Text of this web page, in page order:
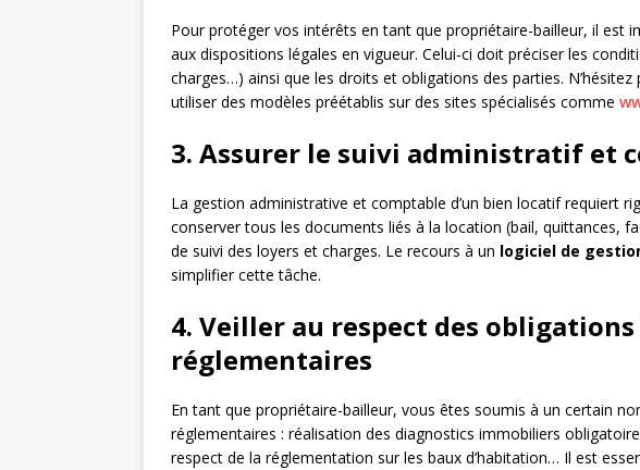
Pour protéger vos intérêts en tant que propriétaire-bailleur, il est
aux dispositions légales en vigueur. Celui-ci doit préciser les
charges…) ainsi que les droits et obligations des parties.
utiliser des modèles préétablis sur des sites spécialisés comme
3. Assurer le suivi administratif et
La gestion administrative et comptable d’un bien locatif requiert
conserver tous les documents liés à la location (bail, quittances,
de suivi des loyers et charges. Le recours à un logiciel de
simplifier cette tâche.
4. Veiller au respect des
réglementaires
En tant que propriétaire-bailleur, vous êtes soumis à un certain
réglementaires : réalisation des diagnostics immobiliers
respect de la réglementation sur les baux d’habitation… Il est